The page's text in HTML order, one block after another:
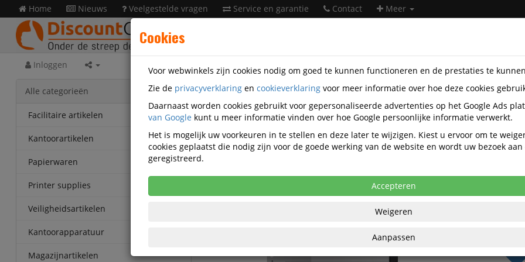
Home Nieuws Veelgestelde vragen Service en garantie Contact Meer
Inloggen
Alle categorieën
Facilitaire artikelen
Kantoorartikelen
Papierwaren
Printer supplies
Veiligheidsartikelen
Kantoorapparatuur
Magazijnartikelen
Kantoorartikelen Tabbladen en interieurs Plastic Tabbladen
Q1398122
Tabblad Leitz Recycle A4 11-gaats 1-12 extra
Korting vanaf aankoop 2 eenheden, zie prijsoverzicht
€
Cookies
Voor webwinkels zijn cookies nodig om goed te kunnen functioneren en de prestaties te
Zie de privacyverklaring en cookieverklaring voor meer informatie over hoe deze cookies
Daarnaast worden cookies gebruikt voor gepersonaliseerde advertenties op het Google Ads
van Google kunt u meer informatie vinden over hoe Google persoonlijke informatie verwerkt.
Het is mogelijk uw voorkeuren in te stellen en deze later te wijzigen. Kiest u ervoor om te
cookies geplaatst die nodig zijn voor de goede werking van de website en wordt uw bezoek
geregistreerd.
Accepteren
Weigeren
Aanpassen